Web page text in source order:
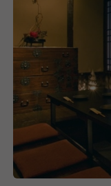
今後も多くの方
の心を忘れず、
ます。
そのために現在